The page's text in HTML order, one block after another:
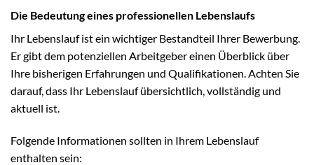
Die Bedeutung eines professionellen Lebenslaufs
Ihr Lebenslauf ist ein wichtiger Bestandteil Ihrer Bewerbung.
Er gibt dem potenziellen Arbeitgeber einen Überblick über
Ihre bisherigen Erfahrungen und Qualifikationen. Achten Sie
darauf, dass Ihr Lebenslauf übersichtlich, vollständig und
aktuell ist.
Folgende Informationen sollten in Ihrem Lebenslauf
enthalten sein: